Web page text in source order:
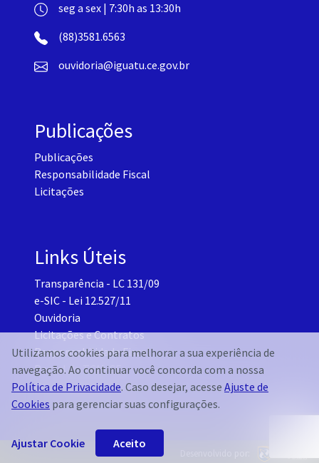
seg a sex | 7:30h as 13:30h
(88)3581.6563
ouvidoria@iguatu.ce.gov.br
Publicações
Publicações
Responsabilidade Fiscal
Licitações
Links Úteis
Transparência - LC 131/09
e-SIC - Lei 12.527/11
Ouvidoria
Licitações e Contratos
Responsabilidade Fiscal
Portal do TCM-CE
Governo Transparente - Setor Pessoal
Utilizamos cookies para melhorar a sua experiência de
navegação. Ao continuar você concorda com a nossa
Política de Privacidade. Caso desejar, acesse Ajuste de
Cookies para gerenciar suas configurações.
Ajustar Cookie Aceito